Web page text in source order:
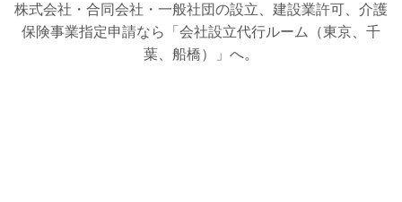
株式会社・合同会社・一般社団の設立、建設業許可、介護
保険事業指定申請なら「会社設立代行ルーム（東京、千
葉、船橋）」へ。